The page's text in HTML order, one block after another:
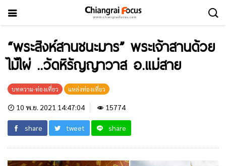
“พระสิงห์สานชนะมาร” พระเจ้าสานด้วย
ไม้ไผ่ ..วัดหิรัญญาวาส อ.แม่สาย
บทความ-ท่องเที่ยว แหล่งท่องเที่ยว
10 พ.ย. 2021 14:47:04 15774
share tweet share